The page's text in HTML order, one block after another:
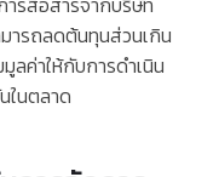
ารถลดต้นทุนส่วนเกิน
ลค่าให้กับการดำเนิน
ในตลาด